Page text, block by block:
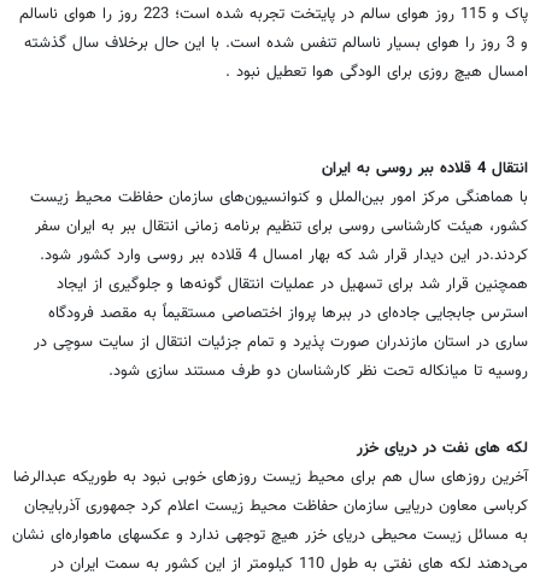
پاک و 115 روز هوای سالم در پایتخت تجربه شده است؛ 223 روز را هوای ناسالم
و 3 روز را هوای بسیار ناسالم تنفس شده است. با این حال برخلاف سال گذشته
امسال هیچ روزی برای الودگی هوا تعطیل نبود .
انتقال 4 قلاده ببر روسی به ایران
با هماهنگی مرکز امور بین‌الملل و کنوانسیون‌های سازمان حفاظت محیط زیست
کشور، هیئت کارشناسی روسی برای تنظیم برنامه زمانی انتقال ببر به ایران سفر
کردند.در این دیدار قرار شد که بهار امسال 4 قلاده ببر روسی وارد کشور شود.
همچنین قرار شد برای تسهیل در عملیات انتقال گونه‌ها و جلوگیری از ایجاد
استرس جابجایی جاده‌ای در ببرها پرواز اختصاصی مستقیماً به مقصد فرودگاه
ساری در استان مازندران صورت پذیرد و تمام جزئیات انتقال از سایت سوچی در
روسیه تا میانکاله تحت نظر کارشناسان دو طرف مستند سازی شود.
لکه های نفت در دریای خزر
آخرین روزهای سال هم برای محیط زیست روزهای خوبی نبود به طوریکه عبدالرضا
کرباسی معاون دریایی سازمان حفاظت محیط زیست اعلام کرد جمهوری آذربایجان
به مسائل زیست محیطی دریای خزر هیچ توجهی ندارد و عکسهای ماهواره‌ای نشان
می‌دهند لکه های نفتی به طول 110 کیلومتر از این کشور به سمت ایران در